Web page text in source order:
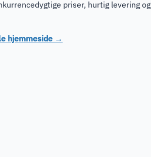
priser, hurtig levering og
hjemmeside →